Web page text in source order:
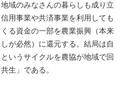
域のみなさんの暮らしも成り立
用事業や共済事業を利用しても
る資金の一部を農業振興（本来
が必然）に還元する。結局は自
いうサイクルを農協が地域で回
生」である。